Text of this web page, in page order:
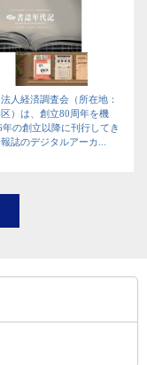
人経済調査会（所在地：
）は、創立80周年を機
年の創立以降に刊行してき
誌のデジタルアーカ...